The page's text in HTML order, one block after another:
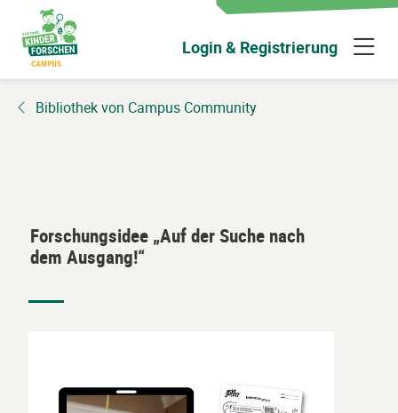
Hauptinhalt
wechseln
Login & Registrierung
Bibliothek von Campus Community
Forschungsidee „Auf der Suche nach
dem Ausgang!“